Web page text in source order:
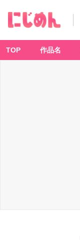
TOP 作品名